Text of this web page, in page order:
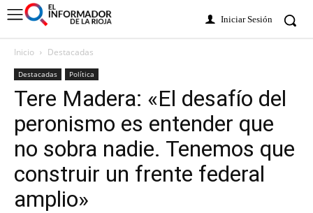
Iniciar Sesión
Inicio Destacadas
Destacadas Política
Tere Madera: «El desafío del
peronismo es entender que
no sobra nadie. Tenemos que
construir un frente federal
amplio»